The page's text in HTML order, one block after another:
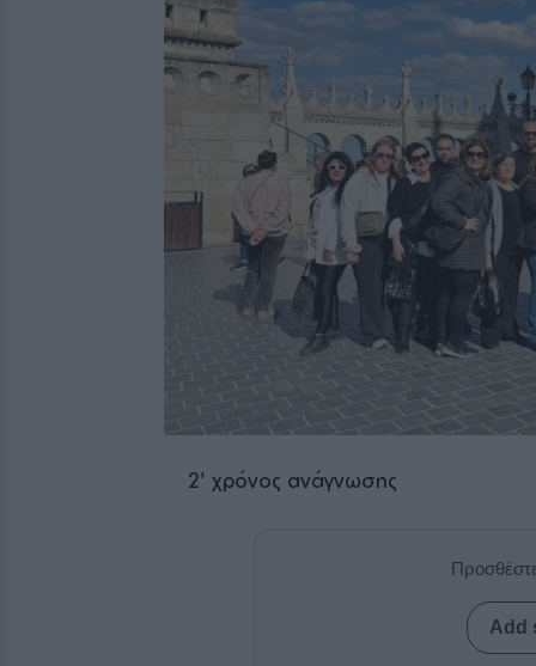
2' χρόνος ανάγνωσης
Add